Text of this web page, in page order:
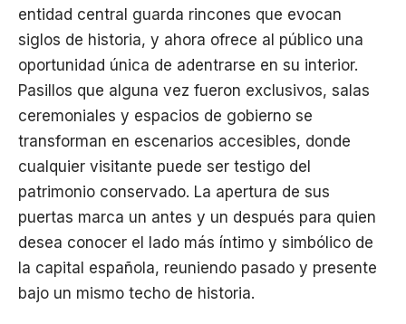
entidad central guarda rincones que evocan
siglos de historia, y ahora ofrece al público una
oportunidad única de adentrarse en su interior.
Pasillos que alguna vez fueron exclusivos, salas
ceremoniales y espacios de gobierno se
transforman en escenarios accesibles, donde
cualquier visitante puede ser testigo del
patrimonio conservado. La apertura de sus
puertas marca un antes y un después para quien
desea conocer el lado más íntimo y simbólico de
la capital española, reuniendo pasado y presente
bajo un mismo techo de historia.